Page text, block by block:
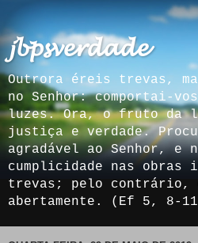
𝓳𝓫𝓹𝓼𝓿𝓮𝓻𝓭𝓪𝓭𝓮
Outrora éreis trevas,
no Senhor: comportai-
luzes. Ora, o fruto da
justiça e verdade.
agradável ao Senhor, e
cumplicidade nas
trevas; pelo contrário,
abertamente. (Ef 5, 8-